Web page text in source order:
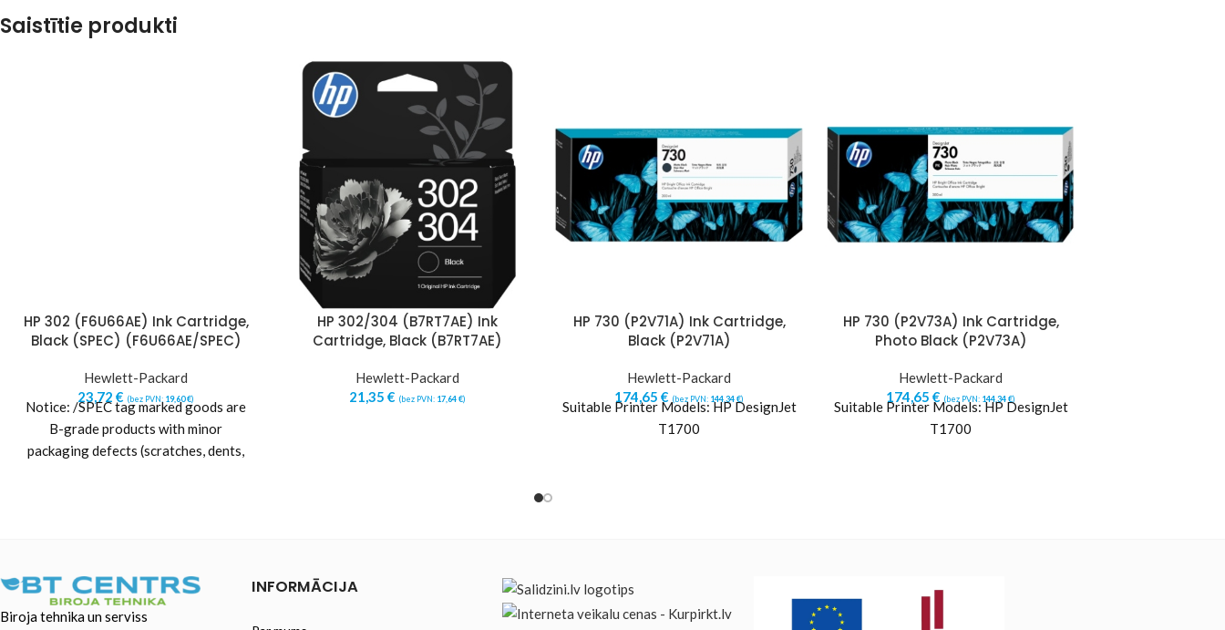
Saistītie produkti
HP 302 (F6U66AE) Ink Cartridge,
Black (SPEC) (F6U66AE/SPEC)
Hewlett-Packard
23,72 € (bez PVN: 19,60€)
Notice: /SPEC tag marked goods are
B-grade products with minor
packaging defects (scratches, dents,
HP 302/304 (B7RT7AE) Ink
Cartridge, Black (B7RT7AE)
Hewlett-Packard
21,35 € (bez PVN: 17,64€)
HP 730 (P2V71A) Ink Cartridge,
Black (P2V71A)
Hewlett-Packard
174,65 € (bez PVN: 144,34€)
Suitable Printer Models: HP DesignJet
T1700
HP 730 (P2V73A) Ink Cartridge,
Photo Black (P2V73A)
Hewlett-Packard
174,65 € (bez PVN: 144,34€)
Suitable Printer Models: HP DesignJet
T1700
Biroja tehnika un serviss
INFORMĀCIJA